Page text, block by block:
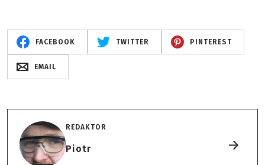
FACEBOOK TWITTER PINTEREST
EMAIL
REDAKTOR
Piotr